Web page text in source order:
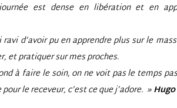
est dense en libération et en
ravi d’avoir pu en apprendre plus sur le
et pratiquer sur mes proches.
à faire le soin, on ne voit pas le temps
le receveur, c’est ce que j’adore. »